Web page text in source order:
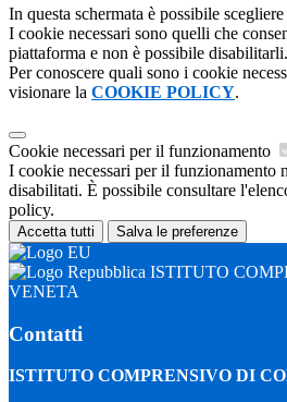
In questa schermata è possibile
I cookie necessari sono quelli che
piattaforma e non è possibile disabilitarli.
Per conoscere quali sono i cookie
visionare la COOKIE POLICY.
Cookie necessari per il funzionamento
I cookie necessari per il funzionamento
disabilitati. È possibile consultare
policy.
Accetta tutti Salva le preferenze
ISTITUTO
VENETA
Contatti
ISTITUTO COMPRENSIVO DI